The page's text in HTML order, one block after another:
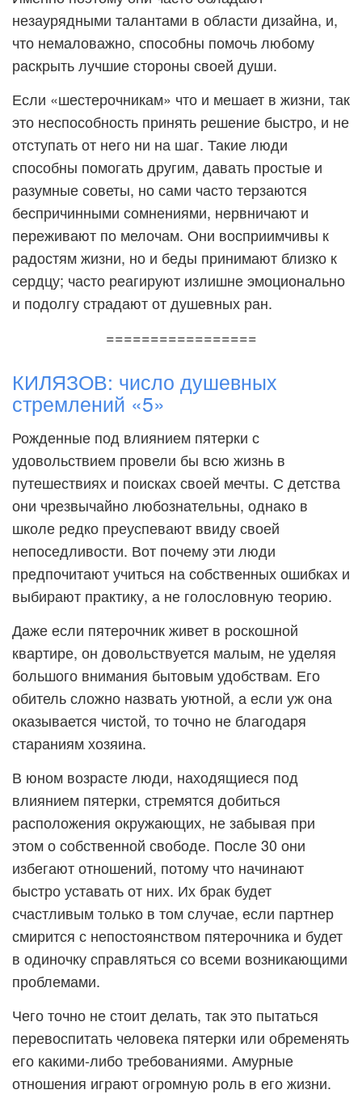
незаурядными талантами в области дизайна, и,
что немаловажно, способны помочь любому
раскрыть лучшие стороны своей души.
Если «шестерочникам» что и мешает в жизни, так
это неспособность принять решение быстро, и не
отступать от него ни на шаг. Такие люди
способны помогать другим, давать простые и
разумные советы, но сами часто терзаются
беспричинными сомнениями, нервничают и
переживают по мелочам. Они восприимчивы к
радостям жизни, но и беды принимают близко к
сердцу; часто реагируют излишне эмоционально
и подолгу страдают от душевных ран.
=================
КИЛЯЗОВ: число душевных
стремлений «5»
Рожденные под влиянием пятерки с
удовольствием провели бы всю жизнь в
путешествиях и поисках своей мечты. С детства
они чрезвычайно любознательны, однако в
школе редко преуспевают ввиду своей
непоседливости. Вот почему эти люди
предпочитают учиться на собственных ошибках и
выбирают практику, а не голословную теорию.
Даже если пятерочник живет в роскошной
квартире, он довольствуется малым, не уделяя
большого внимания бытовым удобствам. Его
обитель сложно назвать уютной, а если уж она
оказывается чистой, то точно не благодаря
стараниям хозяина.
В юном возрасте люди, находящиеся под
влиянием пятерки, стремятся добиться
расположения окружающих, не забывая при
этом о собственной свободе. После 30 они
избегают отношений, потому что начинают
быстро уставать от них. Их брак будет
счастливым только в том случае, если партнер
смирится с непостоянством пятерочника и будет
в одиночку справляться со всеми возникающими
проблемами.
Чего точно не стоит делать, так это пытаться
перевоспитать человека пятерки или обременять
его какими-либо требованиями. Амурные
отношения играют огромную роль в его жизни.